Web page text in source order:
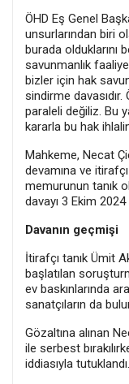
ÖHD Eş Genel
unsurlarından biri
burada olduklarını
savunmanlık
bizler için hak
sindirme
paraleli değiliz. Bu
kararla bu hak
Mahkeme, Necat
devamına ve
memurunun tanık
davayı 3 Ekim
Davanın geçmişi
İtirafçı tanık Ümit
başlatılan
ev baskınlarında
sanatçıların da
Gözaltına alınan
ile serbest
iddiasıyla tutuklandı.